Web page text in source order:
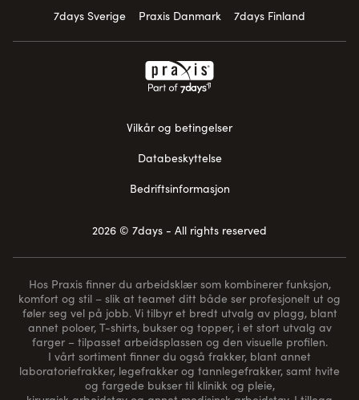
7days Sverige
Praxis Danmark 7days Finland
Vilkår og betingelser
Databeskyttelse
Bedriftsinformasjon
2026 © 7days - All rights reserved
Hos Praxis finner du arbeidsklær som kombinerer funksjon,
komfort og stil – slik at teamet ditt både ser profesjonelt ut og
føler seg vel på jobb. Vi tilbyr et bredt utvalg av plagg, blant
annet poloer, T-shirts, bukser og topper, i et stort utvalg av
farger – tilpasset arbeidsplassen og den visuelle profilen.
I vårt sortiment finner du også frakker, blant annet
laboratoriefrakker, legefrakker og tannlegefrakker, samt hvite
og fargede bukser til klinikk og pleie,